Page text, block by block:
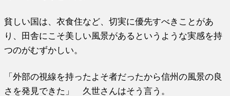
貧しい国は、衣食住など、切実に優先すべきことがあ
り、田舎にこそ美しい風景があるというような実感を持
つのがむずかしい。
「外部の視線を持ったよそ者だったから信州の風景の良
さを発見できた」 久世さんはそう言う。